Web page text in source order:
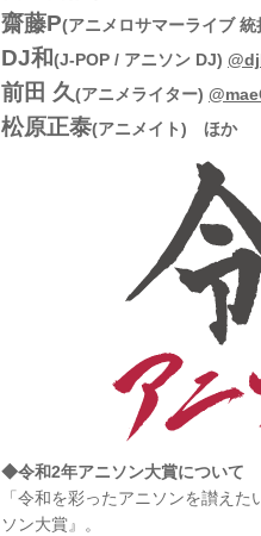
齋藤P(アニメロサマーライブ
DJ和(J-POP / アニソン DJ)
前田 久(アニメライター)
松原正泰(アニメイト) ほか
◆令和2年アニソン大賞について
「令和を彩ったアニソンを讃え
ソン大賞』。